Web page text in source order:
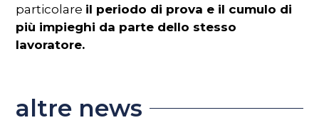
particolare il periodo di prova e il cumulo di
più impieghi da parte dello stesso
lavoratore.
altre news